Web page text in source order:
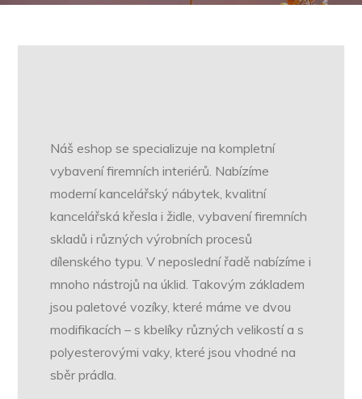
Náš eshop se specializuje na kompletní
vybavení firemních interiérů. Nabízíme
moderní kancelářský nábytek, kvalitní
kancelářská křesla i židle, vybavení firemních
skladů i různých výrobních procesů
dílenského typu. V neposlední řadě nabízíme i
mnoho nástrojů na úklid. Takovým základem
jsoupaletové vozíky, které máme ve dvou
modifikacích – s kbelíky různých velikostí a s
polyesterovými vaky, které jsou vhodné na
sběr prádla.